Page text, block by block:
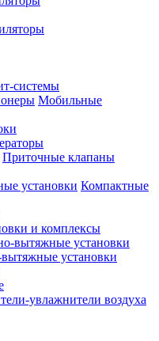
системы
Мобильные
Приточные клапаны
Компактные
и комплексы
установки
увлажнители воздуха